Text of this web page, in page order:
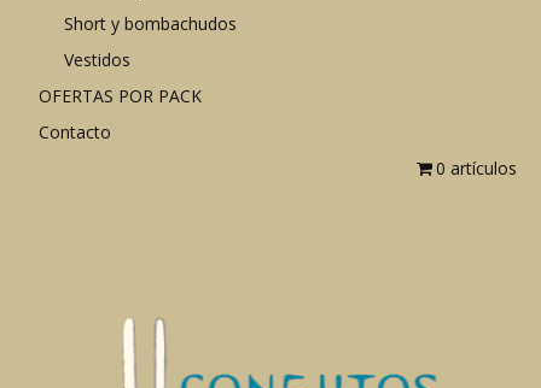
Short y bombachudos
Vestidos
OFERTAS POR PACK
Contacto
0 artículos